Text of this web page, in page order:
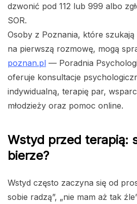
dzwonić pod 112 lub 999 albo
SOR.
Osoby z Poznania, które szukają
na pierwszą rozmowę, mogą
poznan.pl — Poradnia
oferuje konsultacje
indywidualną, terapię par,
młodzieży oraz pomoc online.
Wstyd przed terapią:
bierze?
Wstyd często zaczyna się od
sobie radzą”, „nie mam aż tak